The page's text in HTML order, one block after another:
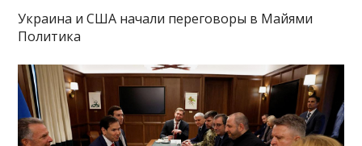
Украина и США начали переговоры в Майями
Политика